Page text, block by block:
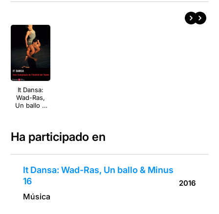
It Dansa:
Wad-Ras,
Un ballo &
Ha participado en
It Dansa: Wad-Ras, Un ballo & Minus
16
Música
2016